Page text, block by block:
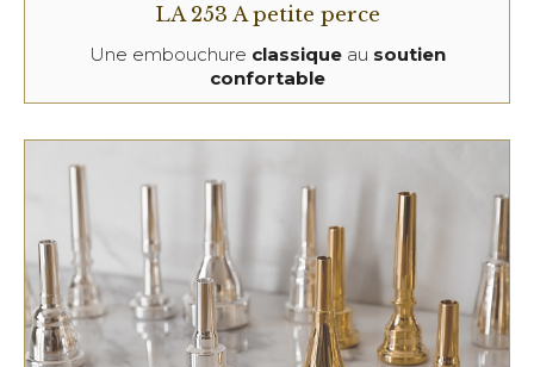
LA 253 A petite perce
Une embouchure classiqueau soutien
confortable